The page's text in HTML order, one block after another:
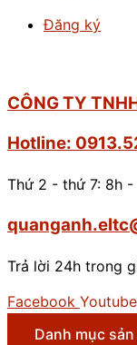
Đăng ký
CÔNG TY
Hotline:
Thứ 2 - thứ 7: 8h -
Trả lời 24h trong
Facebook Youtube
Danh mục